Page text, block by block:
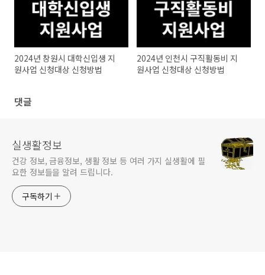
2024년 창원시 대학신입생 지
원사업 신청대상 신청방법
2024년 인천시 구직활동비 지
원사업 신청대상 신청방법
댓글
실생활정보
건강 정보, 금융정보, 생활 정보 등 여러 가지 실생활에 필
요한 정보들을 알려 드립니다.
구독하기